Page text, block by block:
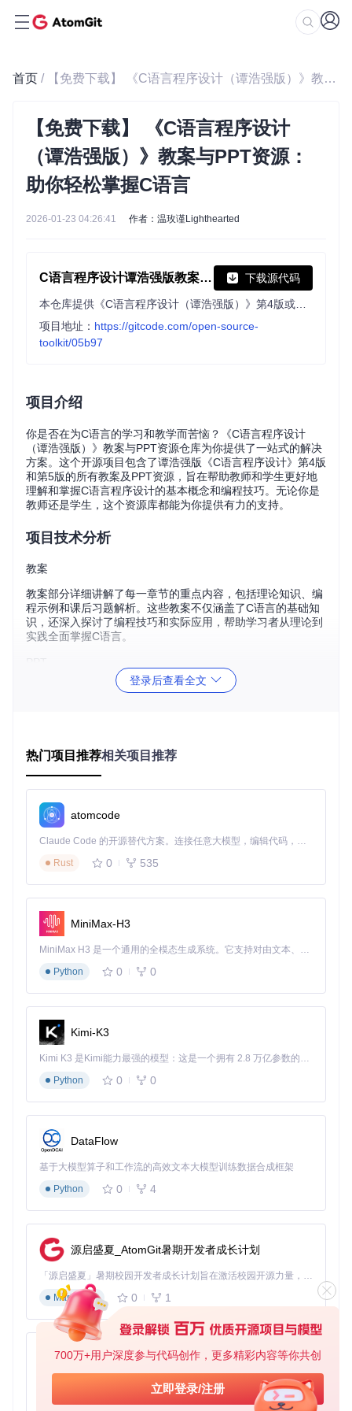
700万+用户深度参与代码创作，更多精彩内容等你共创
立即登录/注册
首页 / 【免费下载】 《C语言程序设计（谭浩强版）》教案与PPT资源：助你轻松掌握C语言
【免费下载】 《C语言程序设计
（谭浩强版）》教案与PPT资源：
助你轻松掌握C语言
2026-01-23 04:26:41 作者：温玫谨Lighthearted
C语言程序设计谭浩强版教案与PPT资源 下载源代码
项目地址： https://gitcode.com/open-source-
toolkit/05b97
项目介绍
你是否在为C语言的学习和教学而苦恼？《C语言程序设计
（谭浩强版）》教案与PPT资源仓库为你提供了一站式的解决
方案。这个开源项目包含了谭浩强版《C语言程序设计》第4版
和第5版的所有教案及PPT资源，旨在帮助教师和学生更好地
理解和掌握C语言程序设计的基本概念和编程技巧。无论你是
教师还是学生，这个资源库都能为你提供有力的支持。
项目技术分析
教案
教案部分详细讲解了每一章节的重点内容，包括理论知识、编
程示例和课后习题解析。这些教案不仅涵盖了C语言的基础知
识，还深入探讨了编程技巧和实际应用，帮助学习者从理论到
实践全面掌握C语言。
PPT资源配合教案使用，通过图文并茂的方式，直观展示C语
项目及技术应用场景
教师
对于教师而言，这个资源库是备课的得力助手。教案和PPT的
结合使用，可以帮助教师更好地组织课堂教学内容，提高教学
复杂的C语言概念，帮助学生更好地理解和掌握。
对于学生来说，这个资源库是自学的宝库。教案提供了详细的
学习指导，PPT则通过图文并茂的方式帮助学生加深对课堂内
容的理解。无论是课前预习还是课后复习，这些资源都能为学
项目特点
全面覆盖：资源涵盖了《C语言程序设计（谭浩强版）》
第4版和第5版的所有内容，从基础知识到高级编程技巧，
一应俱全。
图文并茂：PPT资源通过图文并茂的方式，直观展示C语
实用性强
：教案和PPT的设计都以实用为导向，无论是课
堂教学还是自学，都能提供有效的支持。
开源免费：这个资源库是开源的，任何人都可以免费使
用，无需担心版权问题。
结语
《C语言程序设计（谭浩强版）》教案与PPT资源仓库是一个
不可多得的学习和教学资源。无论你是教师还是学生，这个资
源库都能为你提供有力的支持，帮助你更好地掌握C语言程序
设计。赶快来体验吧，让C语言的学习和教学变得更加轻松和
高效！
本仓库提供《C语言程序设计（谭浩强版）》第4版或第5版的所有教案及PPT资源。这些资源涵盖了课程的核心内容，旨在帮助教师和学生更好地理解和掌握C语言程序设计的基本概念和编程技巧
项目地址：https://gitcode.com/open-source-
toolkit/05b97
登录后查看全文
热门项目推荐相关项目推荐
atomcode
Claude Code 的开源替代方案。连接任意大模型，编辑代码，运行命令，自动验证 — 全自动执行。用 Rust 构建，极致性能。 ｜ An open-source alternative to Claude Code. Connect any LLM, edit code, run commands, and verify changes — autonomously. Built in Rust for speed. Get Started
Rust
0 535
MiniMax-H3
MiniMax H3 是一个通用的全模态生成系统。它支持对由文本、图像、视频和音频组成的多模态上下文进行统一理解，并能生成分辨率高达 2K、时长可达 15 秒的带原生立体声音频的视频。得益于面向任务泛化的系统设计，H3 在预训练阶段就已具备广泛的多模态上下文理解与生成能力，能够出色地执行复杂的多模态指令。
Python
0 0
Kimi-K3
Kimi K3 是Kimi能力最强的模型：这是一个拥有 2.8 万亿参数的混合专家（MoE）模型，具备原生视觉理解能力，并支持 100 万 token 的上下文窗口。
Python
0 0
DataFlow
基于大模型算子和工作流的高效文本大模型训练数据合成框架
Python
0 4
源启盛夏_AtomGit暑期开发者成长计划
「源启盛夏」暑期校园开发者成长计划旨在激活校园开源力量，通过积分激励、认证扶持、资源倾斜等形式，引导高校组织和开发者完成「入驻 — 建项目 — 做贡献 — 获认证 — 得资源」的完整闭环。无论你是想带领社团入驻平台的组织者，还是希望用代码贡献证明自己的开发者，都能在这里找到属于你的成长路径。
Markdown
0 1
py-xiaozhi
基于Python的Xiaozhi AI，适用于想要完整Xiaozhi体验而无需拥有专用硬件的用户。
Python
0 1